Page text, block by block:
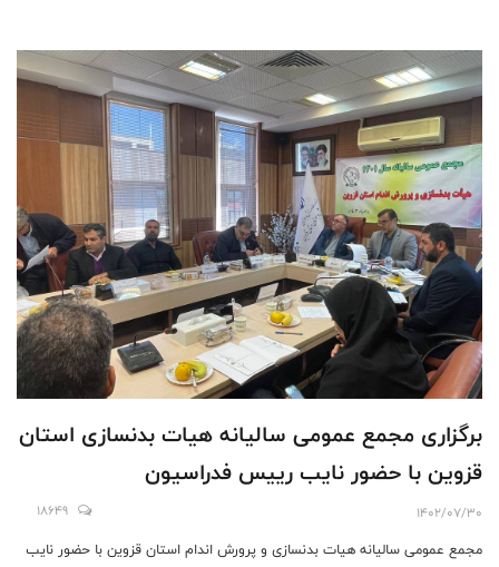
برگزاری مجمع عمومی سالیانه هیات بدنسازی استان
قزوین با حضور نایب رییس فدراسیون
1402/07/30
18649
مجمع عمومی سالیانه هیات بدنسازی و پرورش اندام استان قزوین با حضور نایب